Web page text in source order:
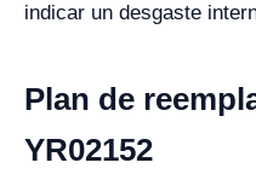
indicar un desgaste
Plan de
YR02152